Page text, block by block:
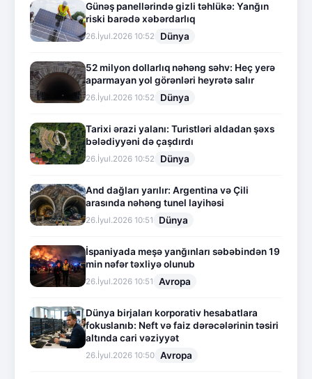
Günəş panellərində gizli təhlükə: Yanğın
riski barədə xəbərdarlıq
26.İyul.2026 10:52 Dünya
52 milyon dollarlıq nəhəng səhv: Heç yerə
aparmayan yol görənləri heyrətə salır
26.İyul.2026 10:52 Dünya
Tarixi ərazi yalanı: Turistləri aldadan şəxs
bələdiyyəni də çaşdırdı
26.İyul.2026 10:52 Dünya
And dağları yarılır: Argentina və Çili
arasında nəhəng tunel layihəsi
26.İyul.2026 10:51 Dünya
İspaniyada meşə yanğınları səbəbindən 19
min nəfər təxliyə olunub
26.İyul.2026 10:51 Avropa
Dünya birjaları korporativ hesabatlara
fokuslanıb: Neft və faiz dərəcələrinin təsiri
altında cari vəziyyət
26.İyul.2026 10:50 Avropa